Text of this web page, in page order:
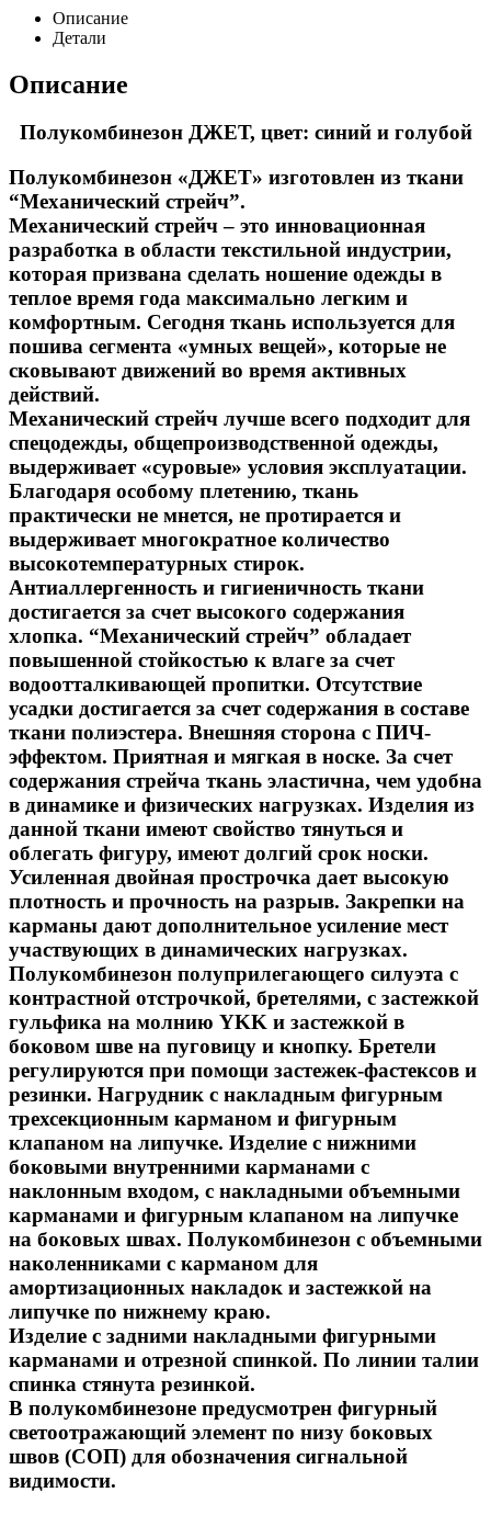
Описание
Детали
Описание
Полукомбинезон ДЖЕТ, цвет: синий и голубой
Полукомбинезон «ДЖЕТ» изготовлен из ткани
“Механический стрейч”.
Механический стрейч – это инновационная
разработка в области текстильной индустрии,
которая призвана сделать ношение одежды в
теплое время года максимально легким и
комфортным. Сегодня ткань используется для
пошива сегмента «умных вещей», которые не
сковывают движений во время активных
действий.
Механический стрейч лучше всего подходит для
спецодежды, общепроизводственной одежды,
выдерживает «суровые» условия эксплуатации.
Благодаря особому плетению, ткань
практически не мнется, не протирается и
выдерживает многократное количество
высокотемпературных стирок.
Антиаллергенность и гигиеничность ткани
достигается за счет высокого содержания
хлопка. “Механический стрейч” обладает
повышенной стойкостью к влаге за счет
водоотталкивающей пропитки. Отсутствие
усадки достигается за счет содержания в составе
ткани полиэстера. Внешняя сторона с ПИЧ-
эффектом. Приятная и мягкая в носке. За счет
содержания стрейча ткань эластична, чем удобна
в динамике и физических нагрузках. Изделия из
данной ткани имеют свойство тянуться и
облегать фигуру, имеют долгий срок носки.
Усиленная двойная прострочка дает высокую
плотность и прочность на разрыв. Закрепки на
карманы дают дополнительное усиление мест
участвующих в динамических нагрузках.
Полукомбинезон полуприлегающего силуэта с
контрастной отстрочкой, бретелями, с застежкой
гульфика на молнию YKK и застежкой в
боковом шве на пуговицу и кнопку. Бретели
регулируются при помощи застежек-фастексов и
резинки. Нагрудник с накладным фигурным
трехсекционным карманом и фигурным
клапаном на липучке. Изделие с нижними
боковыми внутренними карманами с
наклонным входом, с накладными объемными
карманами и фигурным клапаном на липучке
на боковых швах. Полукомбинезон с объемными
наколенниками с карманом для
амортизационных накладок и застежкой на
липучке по нижнему краю.
Изделие с задними накладными фигурными
карманами и отрезной спинкой. По линии талии
спинка стянута резинкой.
В полукомбинезоне предусмотрен фигурный
светоотражающий элемент по низу боковых
швов (СОП) для обозначения сигнальной
видимости.